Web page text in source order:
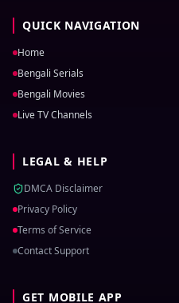
QUICK NAVIGATION
Home
Bengali Serials
Bengali Movies
Live TV Channels
LEGAL & HELP
DMCA Disclaimer
Privacy Policy
Terms of Service
Contact Support
GET MOBILE APP